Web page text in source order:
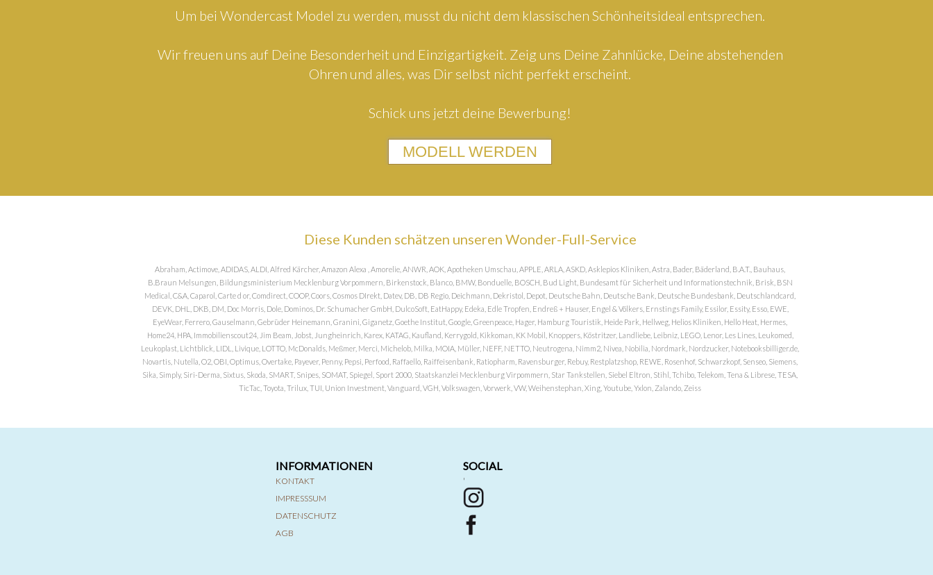
Um bei Wondercast Model zu werden, musst du nicht dem klassischen Schönheitsideal entsprechen.
Wir freuen uns auf Deine Besonderheit und Einzigartigkeit. Zeig uns Deine Zahnlücke, Deine abstehenden
Ohren und alles, was Dir selbst nicht perfekt erscheint.
Schick uns jetzt deine Bewerbung!
MODELL WERDEN
Diese Kunden schätzen unseren Wonder-Full-Service
Abraham, Actimove, ADIDAS, ALDI, Alfred Kärcher, Amazon Alexa , Amorelie, ANWR, AOK, Apotheken Umschau, APPLE, ARLA, ASKD, Asklepios Kliniken, Astra, Bader, Bäderland, B.A.T., Bauhaus,
B.Braun Melsungen, Bildungsministerium Mecklenburg Vorpommern, Birkenstock, Blanco, BMW, Bonduelle, BOSCH, Bud Light, Bundesamt für Sicherheit und Informationstechnik, Brisk, BSN
Medical, C&A, Caparol, Carte d or, Comdirect, COOP, Coors, Cosmos DIrekt, Datev, DB, DB Regio, Deichmann, Dekristol, Depot, Deutsche Bahn, Deutsche Bank, Deutsche Bundesbank, Deutschlandcard,
DEVK, DHL, DKB, DM, Doc Morris, Dole, Dominos, Dr. Schumacher GmbH, DulcoSoft, EatHappy, Edeka, Edle Tropfen, Endreß + Hauser, Engel & Völkers, Ernstings Family, Essilor, Essity, Esso, EWE,
EyeWear, Ferrero, Gauselmann, Gebrüder Heinemann, Granini, Giganetz, Goethe Institut, Google, Greenpeace, Hager, Hamburg Touristik, Heide Park, Hellweg, Helios Kliniken, Hello Heat, Hermes,
Home24, HPA, Immobilienscout24, Jim Beam, Jobst, Jungheinrich, Karex, KATAG, Kaufland, Kerrygold, Kikkoman, KK Mobil, Knoppers, Köstritzer, Landliebe, Leibniz, LEGO, Lenor, Les Lines, Leukomed,
Leukoplast, Lichtblick, LIDL, Livique, LOTTO, McDonalds, Meßmer, Merci, Michelob, Milka, MOIA, Müller, NEFF, NETTO, Neutrogena, Nimm2, Nivea, Nobilia, Nordmark, Nordzucker, Notebooksbilliger.de,
Novartis, Nutella, O2, OBI, Optimus, Overtake, Payever, Penny, Pepsi, Perfood, Raffaello, Raiffeisenbank, Ratiopharm, Ravensburger, Rebuy, Restplatzshop, REWE, Rosenhof, Schwarzkopf, Senseo, Siemens,
Sika, Simply, Siri-Derma, Sixtus, Skoda, SMART, Snipes, SOMAT, Spiegel, Sport 2000, Staatskanzlei Mecklenburg Virpommern, Star Tankstellen, Siebel Eltron, Stihl, Tchibo, Telekom, Tena & Librese, TESA,
TicTac, Toyota, Trilux, TUI, Union Investment, Vanguard, VGH, Volkswagen, Vorwerk, VW, Weihenstephan, Xing, Youtube, Yxlon, Zalando, Zeiss
INFORMATIONEN
KONTAKT
IMPRESSSUM
DATENSCHUTZ
AGB
SOCIAL
'